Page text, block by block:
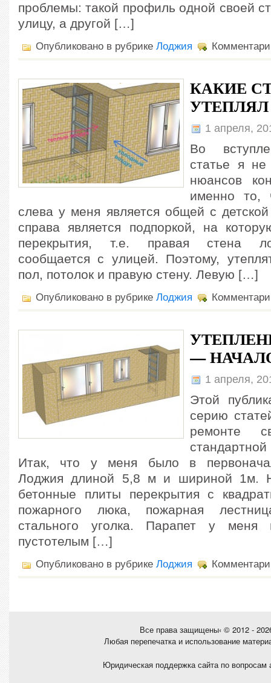
проблемы: такой профиль одной своей
улицу, а другой […]
Опубликовано в рубрике Лоджия
КАКИЕ
1 апреля,
Во
статье я не
нюансов
именно то,
слева у меня является общей с
справа является подпоркой, на
перекрытия, т.е. правая стена
сообщается с улицей. Поэтому,
пол, потолок и правую стену. Левую […]
Опубликовано в рубрике Лоджия
—
1 апреля,
Этой
серию
ремонте
Итак, что у меня было в
Лоджия длиной 5,8 м и шириной 1м.
бетонные плиты перекрытия с
пожарного люка, пожарная
стального уголка. Парапет у меня
пустотелым […]
Опубликовано в рубрике Лоджия
Все права защищены‹ © 2012 -
Любая перепечатка и использование
Юридическая поддержка сайта по